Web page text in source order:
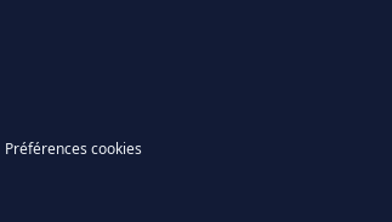
Préférences cookies